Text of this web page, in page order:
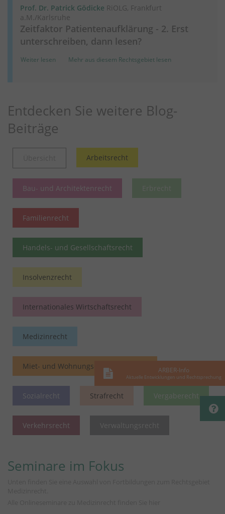
Prof. Dr. Patrick Gödicke RiOLG, Frankfurt
a.M./Karlsruhe
Zeitfaktor Patientenaufklärung - 2. Erst
unterschreiben, dann lesen?
Weiter lesen Mehr aus diesem Rechtsgebiet lesen
Entdecken Sie weitere Blog-
Beiträge
Arbeitsrecht
Bau- und Architektenrecht
Familienrecht
Handels- und Gesellschaftsrecht
Insolvenzrecht
Internationales Wirtschaftsrecht
Medizinrecht
Miet- und Wohnungseigentumsrecht
Sozialrecht Strafrecht Vergaberecht
Verkehrsrecht Verwaltungsrecht
Seminare im Fokus
ARBER-Info
Aktuelle Entwicklungen und Rechtsprechung